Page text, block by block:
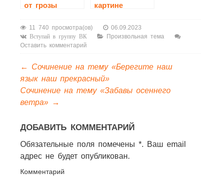
от грозы
класс
картине
«Летний сад
осенью»
11 740 просмотра(ов) 06.09.2023
Вступай в группу ВК
Произвольная тема
Оставить комментарий
←
Сочинение на тему «Берегите наш
язык наш прекрасный»
Сочинение на тему «Забавы осеннего
ветра» →
ДОБАВИТЬ КОММЕНТАРИЙ
Обязательные поля помечены *. Ваш email
адрес не будет опубликован.
Комментарий